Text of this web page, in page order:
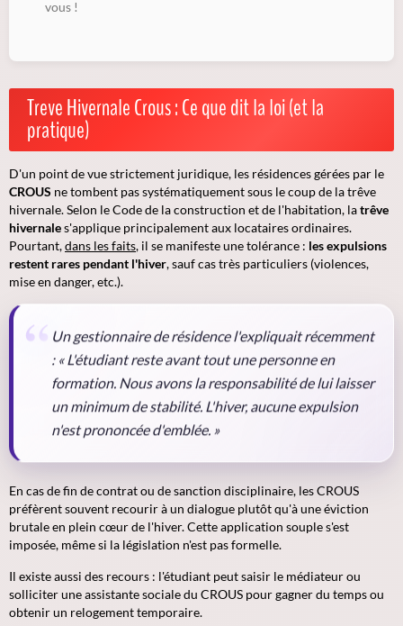
vous !
Treve Hivernale Crous : Ce que dit la loi (et la
pratique)
D'un point de vue strictement juridique, les résidences gérées par le
CROUS ne tombent pas systématiquement sous le coup de la trêve
hivernale. Selon le Code de la construction et de l'habitation, latrêve
hivernales'applique principalement aux locataires ordinaires.
Pourtant,dans les faits, il se manifeste une tolérance : les expulsions
restent rares pendant l'hiver, sauf cas très particuliers (violences,
mise en danger, etc.).
Un gestionnaire de résidence l'expliquait récemment
: « L'étudiant reste avant tout une personne en
formation. Nous avons la responsabilité de lui laisser
un minimum de stabilité. L'hiver, aucune expulsion
n'est prononcée d'emblée. »
En cas de fin de contrat ou de sanction disciplinaire, les CROUS
préfèrent souvent recourir à un dialogue plutôt qu'à une éviction
brutale en plein cœur de l'hiver. Cette application souple s'est
imposée, même si la législation n'est pas formelle.
Il existe aussi des recours : l'étudiant peut saisir le médiateur ou
solliciter une assistante sociale du CROUS pour gagner du temps ou
obtenir un relogement temporaire.